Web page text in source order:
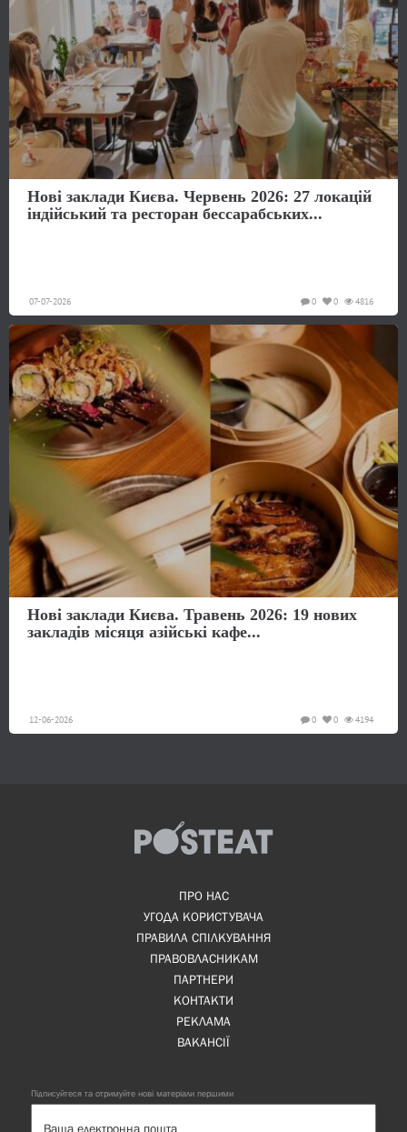
Нові заклади Києва. Червень 2026: 27 локацій
індійський та ресторан бессарабських...
07-07-2026 4816
0
0
Нові заклади Києва. Травень 2026: 19 нових
закладів місяця азійські кафе...
12-06-2026 4194
0
0
ПРО НАС
УГОДА КОРИСТУВАЧА
ПРАВИЛА СПІЛКУВАННЯ
ПРАВОВЛАСНИКАМ
ПАРТНЕРИ
КОНТАКТИ
РЕКЛАМА
ВАКАНСІЇ
Підписуйтеся та отримуйте нові матеріали першими